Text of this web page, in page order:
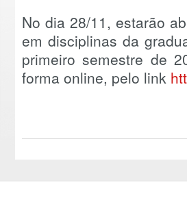
No dia 28/11, estarão
em disciplinas da
primeiro semestre de
forma online, pelo link